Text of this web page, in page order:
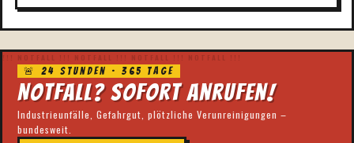
🚨 24 Stunden · 365 Tage
Notfall? Sofort anrufen!
Industrieunfälle, Gefahrgut, plötzliche Verunreinigungen –
bundesweit.